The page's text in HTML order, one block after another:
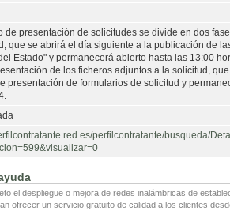
de presentación de solicitudes se divide en dos
que se abrirá el día siguiente a la publicación de
Estado" y permanecerá abierto hasta las 13:00
de los ficheros adjuntos a la solicitud,
presentación de formularios de solicitud y
perfilcontratante/busqueda/
el despliegue o mejora de redes inalámbricas de
ofrecer un servicio gratuito de calidad a los clientes